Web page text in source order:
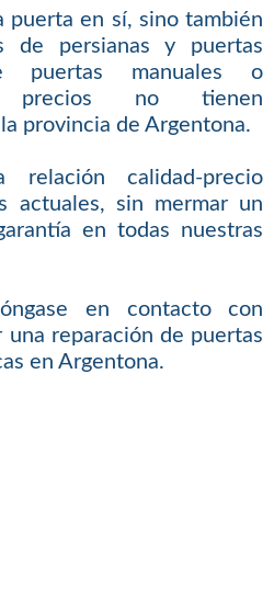
puerta en sí, sino también
de persianas y puertas
puertas manuales o
precios no tienen
provincia de Argentona.
relación calidad-precio
actuales, sin mermar un
en todas nuestras
en contacto con
una reparación de puertas
en Argentona.